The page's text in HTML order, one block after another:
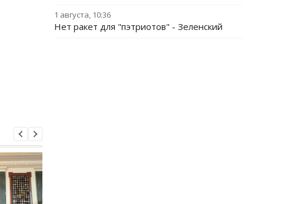
1 августа, 10:36
Нет ракет для "пэтриотов" - Зеленский